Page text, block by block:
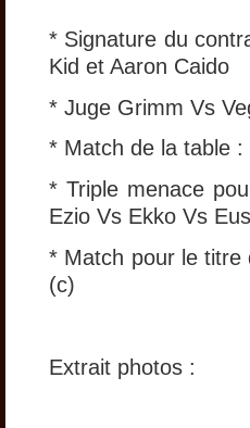
* Signature du
Kid et Aaron Caido
* Juge Grimm Vs
* Match de la table :
* Triple menace
Ezio Vs Ekko Vs
* Match pour le titre
(c)
Extrait photos :